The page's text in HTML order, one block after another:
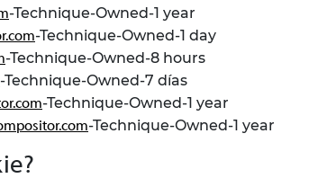
-Technique-Owned-1 year
-Technique-Owned-1 day
-Technique-Owned-8 hours
-Technique-Owned-7 días
-Technique-Owned-1 year
-Technique-Owned-1 year